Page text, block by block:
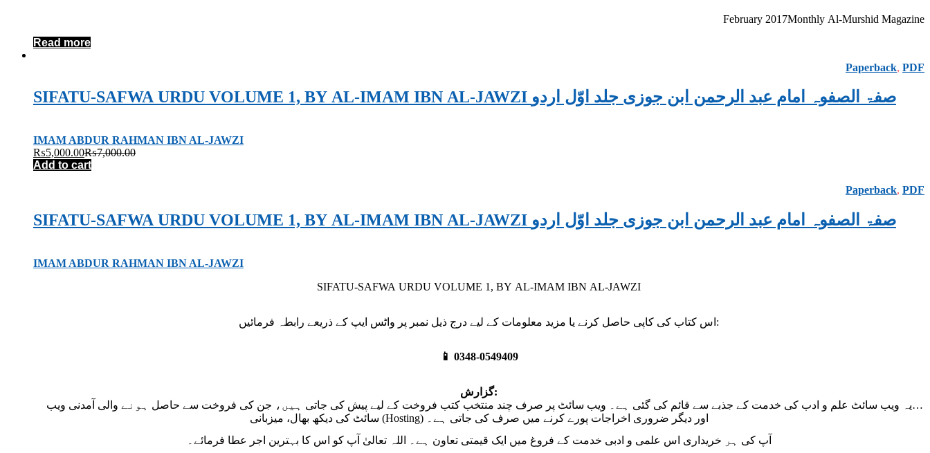
February 2017Monthly Al-Murshid Magazine
Read more
Paperback, PDF
SIFATU-SAFWA URDU VOLUME 1, BY AL-IMAM IBN AL-JAWZI صفۃ الصفوہ امام عبد الرحمن ابن جوزی جلد اوّل اردو
IMAM ABDUR RAHMAN IBN AL-JAWZI
₨5,000.00₨7,000.00
Add to cart
Paperback, PDF
SIFATU-SAFWA URDU VOLUME 1, BY AL-IMAM IBN AL-JAWZI صفۃ الصفوہ امام عبد الرحمن ابن جوزی جلد اوّل اردو
IMAM ABDUR RAHMAN IBN AL-JAWZI
SIFATU-SAFWA URDU VOLUME 1, BY AL-IMAM IBN AL-JAWZI
اس کتاب کی کاپی حاصل کرنے یا مزید معلومات کے لیے درج ذیل نمبر پر واٹس ایپ کے ذریعے رابطہ فرمائیں:
📱 0348-0549409
گزارش:
یہ ویب سائٹ علم و ادب کی خدمت کے جذبے سے قائم کی گئی ہے۔ ویب سائٹ پر صرف چند منتخب کتب فروخت کے لیے پیش کی جاتی ہیں، جن کی فروخت سے حاصل ہونے والی آمدنی ویب
سائٹ کی دیکھ بھال، میزبانی (Hosting) اور دیگر ضروری اخراجات پورے کرنے میں صرف کی جاتی ہے۔
آپ کی ہر خریداری اس علمی و ادبی خدمت کے فروغ میں ایک قیمتی تعاون ہے۔ اللہ تعالیٰ آپ کو اس کا بہترین اجر عطا فرمائے۔